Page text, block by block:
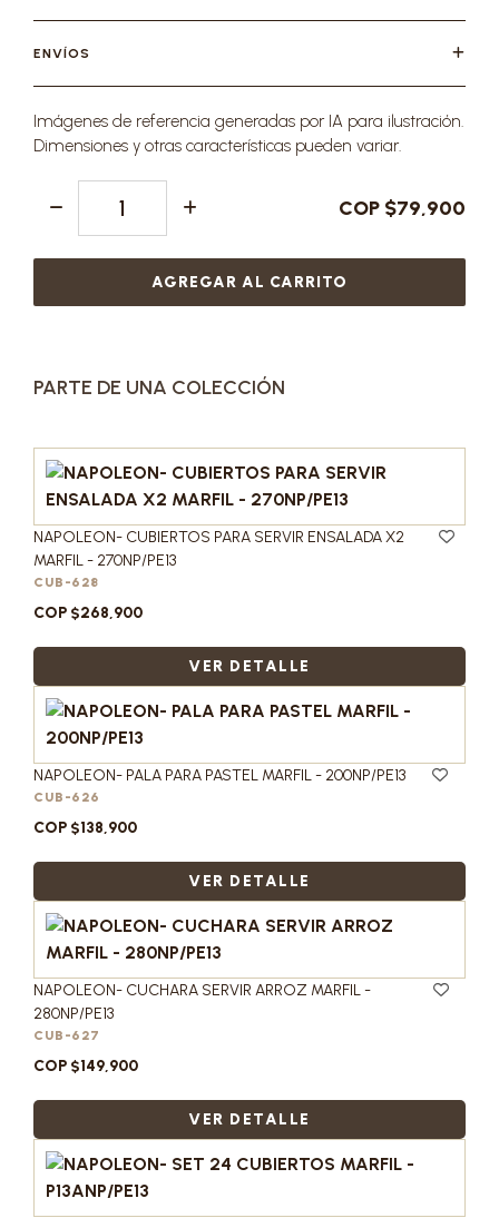
ENVÍOS
Imágenes de referencia generadas por IA para ilustración.
Dimensiones y otras características pueden variar.
COP $79,900
AGREGAR AL CARRITO
PARTE DE UNA COLECCIÓN
NAPOLEON- CUBIERTOS PARA SERVIR ENSALADA X2
MARFIL - 270NP/PE13
CUB-628
COP $268,900
VER DETALLE
NAPOLEON- PALA PARA PASTEL MARFIL - 200NP/PE13
CUB-626
COP $138,900
VER DETALLE
NAPOLEON- CUCHARA SERVIR ARROZ MARFIL -
280NP/PE13
CUB-627
COP $149,900
VER DETALLE